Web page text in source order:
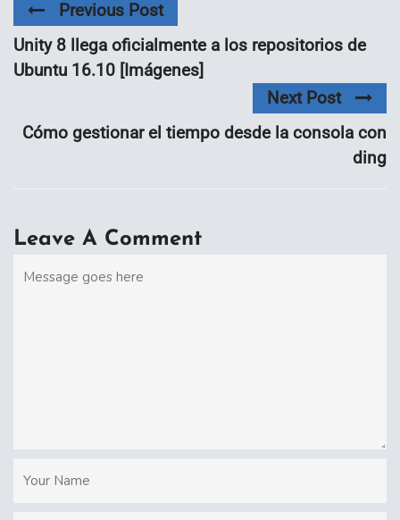
Previous Post
Unity 8 llega oficialmente a los repositorios de
Ubuntu 16.10 [Imágenes]
Next Post
Cómo gestionar el tiempo desde la consola con
ding
Leave A Comment